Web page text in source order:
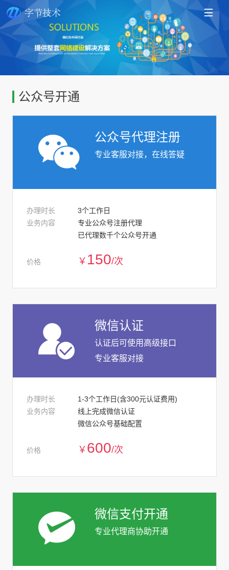

公众号开通
公众号代理注册
专业客服对接，在线答疑
办理时长
3个工作日
业务内容
专业公众号注册代理
已代理数千个公众号开通
价格 ￥ 150/次
微信认证
认证后可使用高级接口
专业客服对接
办理时长
1-3个工作日(含300元认证费用)
业务内容
线上完成微信认证
微信公众号基础配置
价格 ￥ 600/次
微信支付开通
专业代理商协助开通